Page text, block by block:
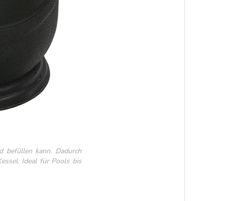
kann. Dadurch
Ideal für Pools bis